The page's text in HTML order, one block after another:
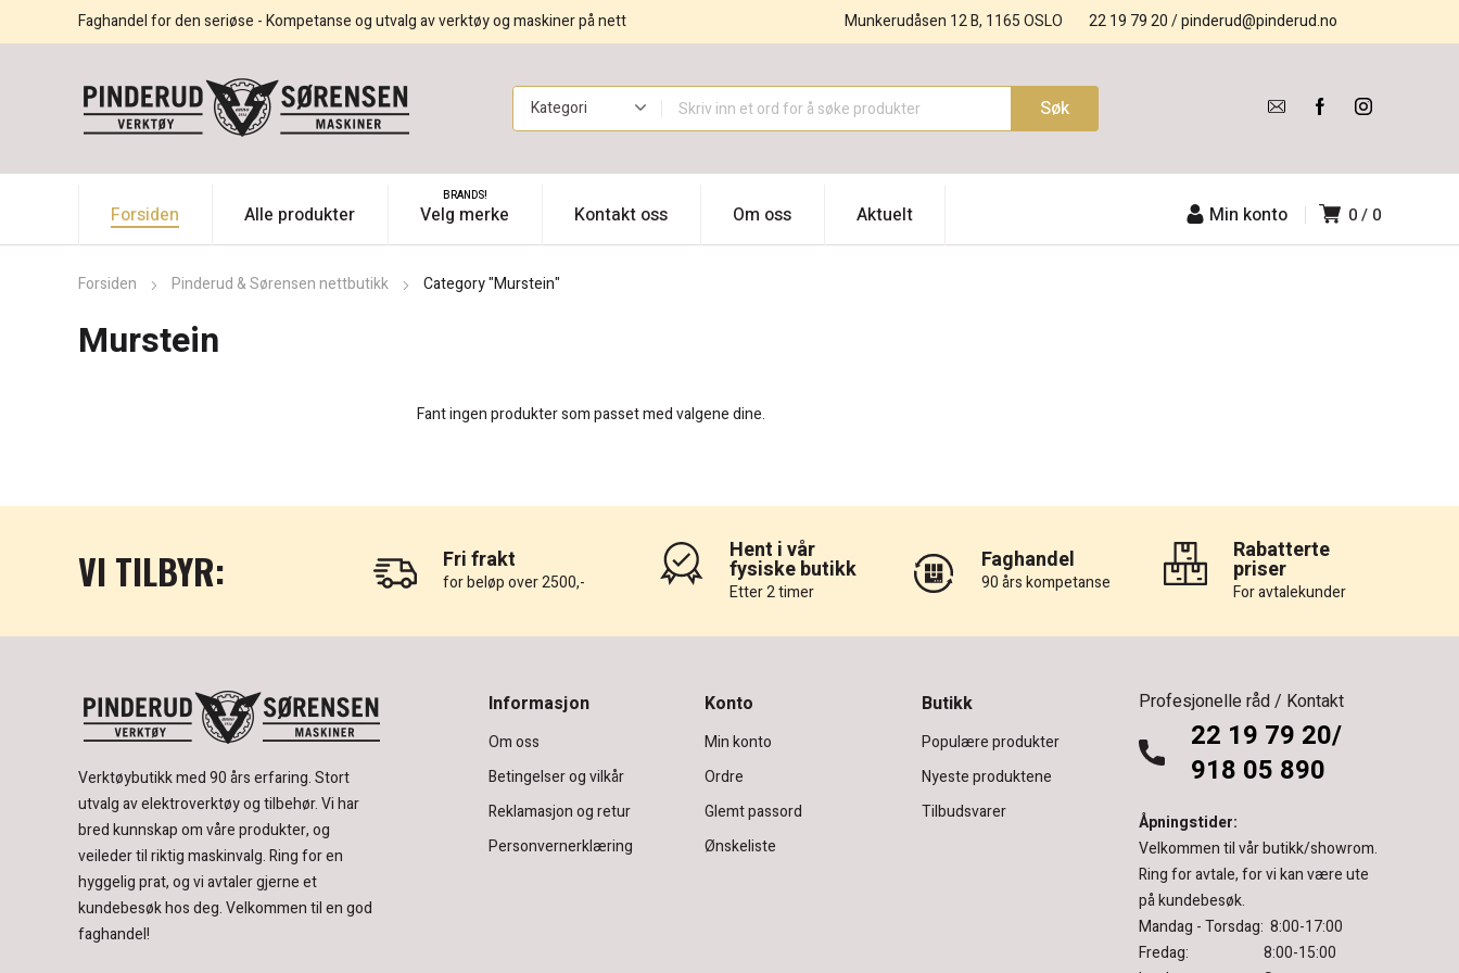
Faghandel for den seriøse - Kompetanse og utvalg av verktøy og maskiner på nett 22 19 79 20/pinderud@pinderud.no
Munkerudåsen 12 B, 1165 OSLO
Forsiden Alle produkter Velg merke
BRANDS!
Kontakt oss Om oss Aktuelt 0 0
Min konto
Forsiden Pinderud & Sørensen nettbutikk Category "Murstein"
Murstein
Fant ingen produkter som passet med valgene dine.
VI TILBYR: Fri frakt
for beløp over 2500,-
Hent i vår
fysiske butikk
Etter 2 timer
Faghandel
90 års kompetanse
Rabatterte
priser
For avtalekunder
Verktøybutikk med 90 års erfaring.Stort
utvalg av elektroverktøy og tilbehør.Vi har
bred kunnskap om våre produkter, og
veileder til riktig maskinvalg. Ring for en
hyggelig prat, og vi avtaler gjerne et
kundebesøk hos deg.Velkommen til en god
faghandel!
Informasjon
Om oss
Betingelser og vilkår
Reklamasjon og retur
Personvernerklæring
Konto
Min konto
Ordre
Glemt passord
Ønskeliste
Butikk
Populære produkter
Nyeste produktene
Tilbudsvarer
Profesjonelle råd / Kontakt
22 19 79 20/
918 05 890
Åpningstider:
Velkommen til vår butikk/showrom.
Ring for avtale, for vi kan være ute
på kundebesøk.
Mandag - Torsdag: 8:00-17:00
Fredag: 8:00-15:00